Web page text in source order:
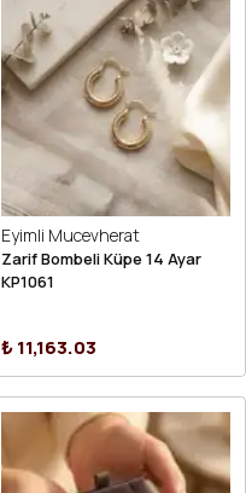
Eyimli Mucevherat
Zarif Bombeli Küpe 14 Ayar
KP1061
₺ 11,163.03